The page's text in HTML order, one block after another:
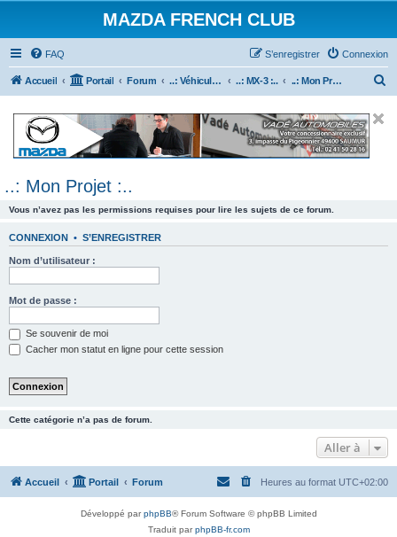
MAZDA FRENCH CLUB
FAQ Connexion
S’enregistrer
Accueil Portail Forum ..: Véhicules Mazda ancien (<2003) :.. ..: MX-3 :.. ..: Mon Projet :..
e
..: Mon Projet :..
Vous n’avez pas les permissions requises pour lire les sujets de ce forum.
CONNEXION • S’ENREGISTRER
Nom d’utilisateur :
Mot de passe :
Se souvenir de moi
Cacher mon statut en ligne pour cette session
Cette catégorie n’a pas de forum.
Aller à
Accueil Portail Forum Heures au format UTC+02:00
Développé parphpBB® Forum Software © phpBB Limited
Traduit parphpBB-fr.com